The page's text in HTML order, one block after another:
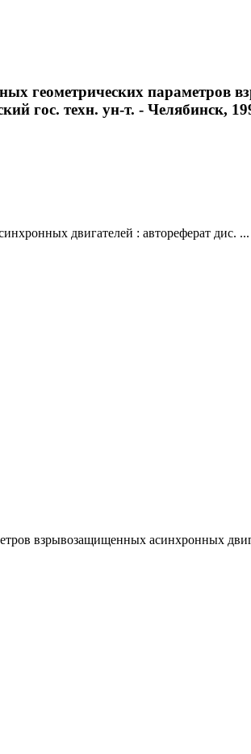
геометрических
гос. техн. ун-т. - Челябинск,
двигателей : автореферат дис.
взрывозащищенных асинхронных